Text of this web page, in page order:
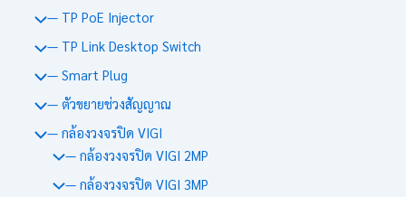
— TP PoE Injector
— TP Link Desktop Switch
— Smart Plug
— ตัวขยายช่วงสัญญาณ
— กล้องวงจรปิด VIGI
— กล้องวงจรปิด VIGI 2MP
— กล้องวงจรปิด VIGI 3MP